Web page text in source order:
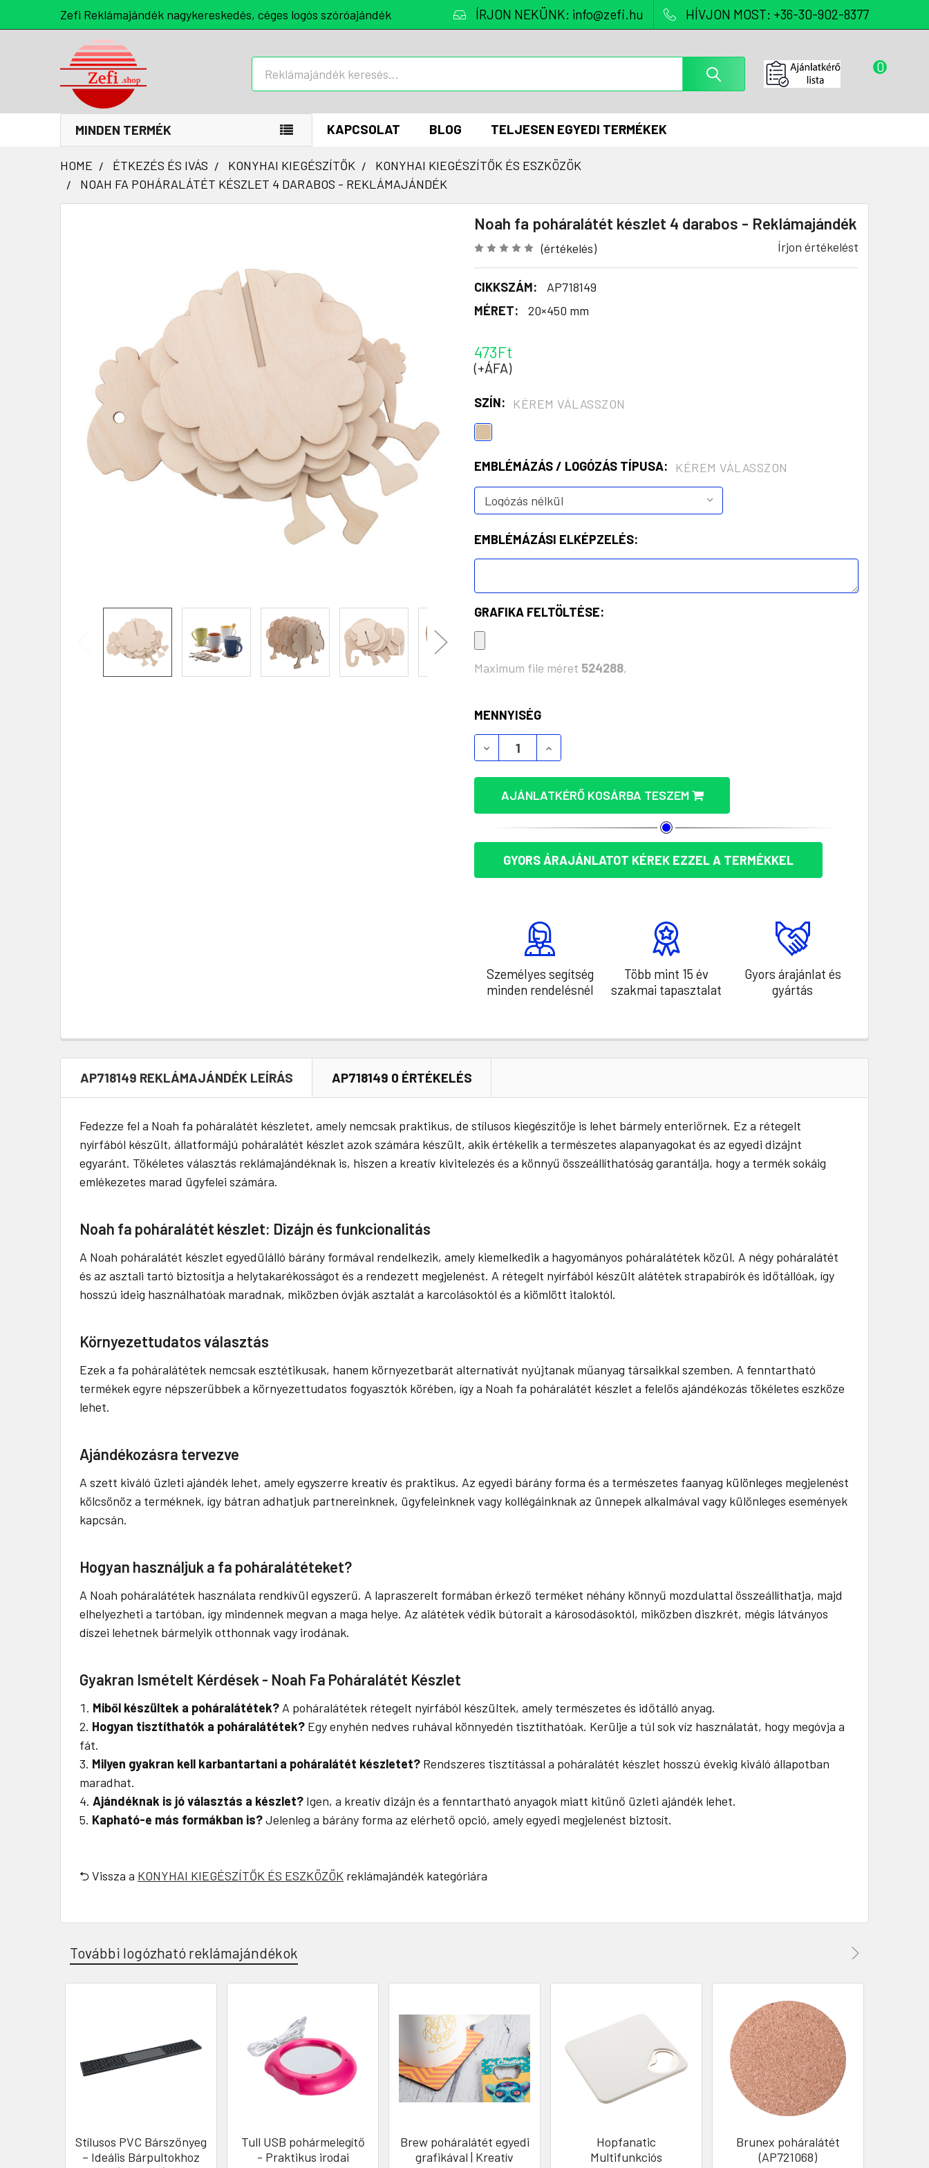
Zefi Reklámajándék nagykereskedés, céges logós szóróajándék ÍRJON NEKÜNK: info@zefi.hu HÍVJON MOST: +36-30-902-8377
0
MINDEN TERMÉK KAPCSOLAT BLOG TELJESEN EGYEDI TERMÉKEK
HOME ÉTKEZÉS ÉS IVÁS KONYHAI KIEGÉSZÍTŐK
KONYHAI KIEGÉSZÍTŐK ÉS ESZKÖZÖK
NOAH FA POHÁRALÁTÉT KÉSZLET 4 DARABOS - REKLÁMAJÁNDÉK
Noah fa poháralátét készlet 4 darabos - Reklámajándék
(értékelés) Írjon értékelést
CIKKSZÁM:
AP718149
MÉRET:
20×450 mm
473Ft
(+ÁFA)
SZÍN: KÉREM VÁLASSZON
EMBLÉMÁZÁS / LOGÓZÁS TÍPUSA: KÉREM VÁLASSZON
EMBLÉMÁZÁSI ELKÉPZELÉS:
GRAFIKA FELTÖLTÉSE:
Maximum file méret 524288,
KÉSZLET:
MENNYISÉG
NOAH FA POHÁRALÁTÉT KÉSZLET 4 DARABOS - REKLÁMAJÁNDÉK
NOAH FA POHÁRALÁTÉT KÉSZLET 4 DARABOS - REKLÁMAJÁNDÉK
AJÁNLATKÉRŐ KOSÁRBA TESZEM
GYORS ÁRAJÁNLATOT KÉREK EZZEL A TERMÉKKEL
Személyes segítség
minden rendelésnél
Több mint 15 év
szakmai tapasztalat
Gyors árajánlat és
gyártás
AP718149 REKLÁMAJÁNDÉK LEÍRÁS AP718149 0 ÉRTÉKELÉS
Fedezze fel a Noah fa poháralátét készletet, amely nemcsak praktikus, de stílusos kiegészítője is lehet bármely enteriőrnek. Ez a rétegelt
nyírfából készült, állatformájú poháralátét készlet azok számára készült, akik értékelik a természetes alapanyagokat és az egyedi dizájnt
egyaránt. Tökéletes választás reklámajándéknak is, hiszen a kreatív kivitelezés és a könnyű összeállíthatóság garantálja, hogy a termék sokáig
emlékezetes marad ügyfelei számára.
Noah fa poháralátét készlet: Dizájn és funkcionalitás
A Noah poháralátét készlet egyedülálló bárány formával rendelkezik, amely kiemelkedik a hagyományos poháralátétek közül. A négy poháralátét
és az asztali tartó biztosítja a helytakarékosságot és a rendezett megjelenést. A rétegelt nyírfából készült alátétek strapabírók és időtállóak, így
hosszú ideig használhatóak maradnak, miközben óvják asztalát a karcolásoktól és a kiömlött italoktól.
Környezettudatos választás
Ezek a fa poháralátétek nemcsak esztétikusak, hanem környezetbarát alternatívát nyújtanak műanyag társaikkal szemben. A fenntartható
termékek egyre népszerűbbek a környezettudatos fogyasztók körében, így a Noah fa poháralátét készlet a felelős ajándékozás tökéletes eszköze
lehet.
Ajándékozásra tervezve
A szett kiváló üzleti ajándék lehet, amely egyszerre kreatív és praktikus. Az egyedi bárány forma és a természetes faanyag különleges megjelenést
kölcsönöz a terméknek, így bátran adhatjuk partnereinknek, ügyfeleinknek vagy kollégáinknak az ünnepek alkalmával vagy különleges események
kapcsán.
Hogyan használjuk a fa poháralátéteket?
A Noah poháralátétek használata rendkívül egyszerű. A lapraszerelt formában érkező terméket néhány könnyű mozdulattal összeállíthatja, majd
elhelyezheti a tartóban, így mindennek megvan a maga helye. Az alátétek védik bútorait a károsodásoktól, miközben diszkrét, mégis látványos
díszei lehetnek bármelyik otthonnak vagy irodának.
Gyakran Ismételt Kérdések - Noah Fa Poháralátét Készlet
Miből készültek a poháralátétek? A poháralátétek rétegelt nyírfából készültek, amely természetes és időtálló anyag.
Hogyan tisztíthatók a poháralátétek? Egy enyhén nedves ruhával könnyedén tisztíthatóak. Kerülje a túl sok víz használatát, hogy megóvja a
fát.
Milyen gyakran kell karbantartani a poháralátét készletet? Rendszeres tisztítással a poháralátét készlet hosszú évekig kiváló állapotban
maradhat.
Ajándéknak is jó választás a készlet? Igen, a kreatív dizájn és a fenntartható anyagok miatt kitűnő üzleti ajándék lehet.
Kapható-e más formákban is?Jelenleg a bárány forma az elérhető opció, amely egyedi megjelenést biztosít.
⮌ Vissza a KONYHAI KIEGÉSZÍTŐK ÉS ESZKÖZÖK reklámajándék kategóriára
További logózható reklámajándékok
Stílusos PVC Bárszőnyeg
– Ideális Bárpultokhoz
Tull USB pohármelegítő
- Praktikus irodai
Brew poháralátét egyedi
grafikával | Kreatív
Hopfanatic
Multifunkciós
Brunex poháralátét
(AP721068)